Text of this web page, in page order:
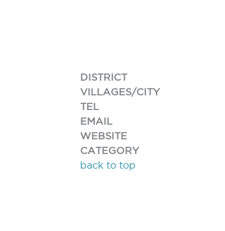
DISTRICT
VILLAGES/CITY
TEL
EMAIL
WEBSITE
CATEGORY
back to top